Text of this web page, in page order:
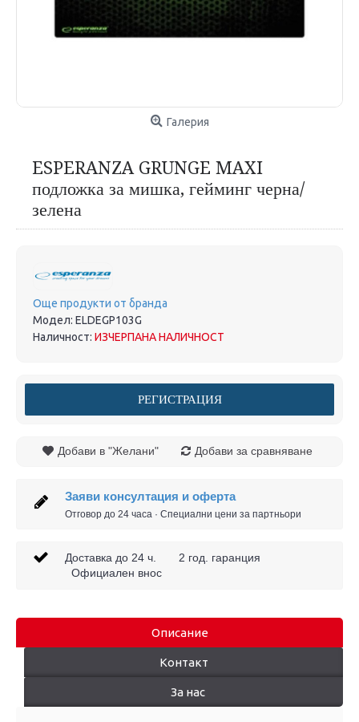
Галерия
ESPERANZA GRUNGE MAXI
подложка за мишка, гейминг черна/
зелена
Още продукти от бранда
Модел: ELDEGP103G
Наличност: ИЗЧЕРПАНА НАЛИЧНОСТ
РЕГИСТРАЦИЯ
Добави в "Желани" Добави за сравняване
Заяви консултация и оферта
Отговор до 24 часа · Специални цени за партньори
Доставка до 24 ч. 2 год. гаранция
Официален внос
Описание
Контакт
За нас